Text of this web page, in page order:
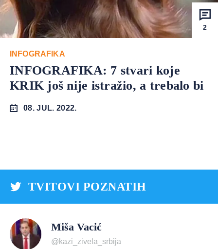
2
INFOGRAFIKA
INFOGRAFIKA: 7 stvari koje
KRIK još nije istražio, a trebalo bi
08. JUL. 2022.
TVITOVI POZNATIH
Miša Vacić
@kazi_zivela_srbija